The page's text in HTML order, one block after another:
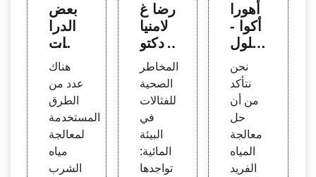
بعض
الدرا
سات
حول
معالج
ة مياه
الصر
ف ال
صناع
ي
هناك
عدد من
الطرق
المستخدمة
لمعالجة
مياه
الشرب
رضا غ
لامنيا
| دكتو
راه ف
ي الف
لسفة
| شهي
د بهش
تي
المخاطر
الصحية
للفثالات
في
البيئة
المائية:
تواجدها
أهورا
أكوا -
حلول
ة المي
اه الص
ناعية
نحن
نتأكد
من أن
حل
معالجة
المياه
الفريد